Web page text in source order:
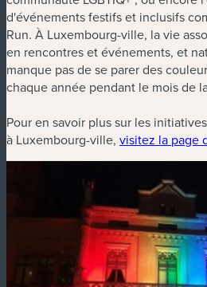
d'événements festifs et inclusifs
Run. À Luxembourg-ville, la vie
en rencontres et événements, et
manque pas de se parer des
chaque année pendant le mois de
Pour en savoir plus sur les
à Luxembourg-ville, visitez la page